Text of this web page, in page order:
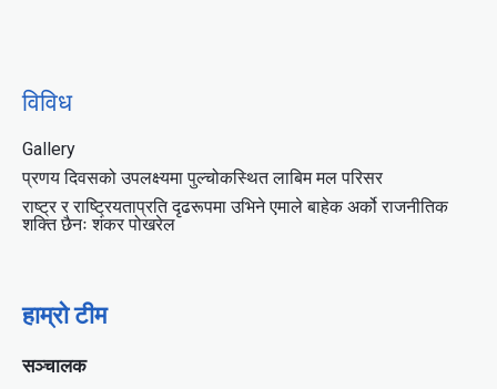
विविध
Gallery
प्रणय दिवसको उपलक्ष्यमा पुल्चोकस्थित लाबिम मल परिसर
राष्ट्र र राष्ट्रियताप्रति दृढरूपमा उभिने एमाले बाहेक अर्को राजनीतिक
शक्ति छैनः शंकर पोखरेल
हाम्रो टीम
सञ्चालक